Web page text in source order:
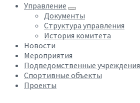
Управление
Документы
Структура управления
История комитета
Новости
Мероприятия
Подведомственные учреждения
Спортивные объекты
Проекты